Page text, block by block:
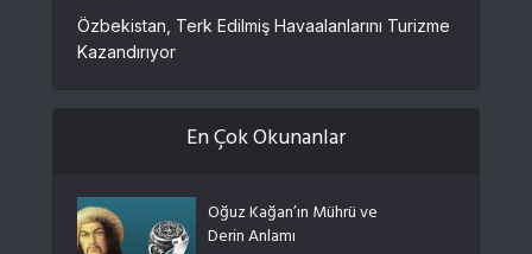
Özbekistan, Terk Edilmiş Havaalanlarını Turizme
Kazandırıyor
En Çok Okunanlar
Oğuz Kağan’ın Mührü ve
Derin Anlamı